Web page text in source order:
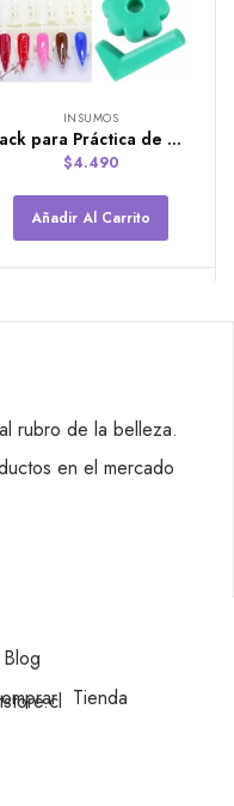
INSUMOS
Pack para Práctica de Decoraciones Inicial
$4.490
Añadir Al Carrito
rubro de la belleza.
en el mercado
Blog
Tienda